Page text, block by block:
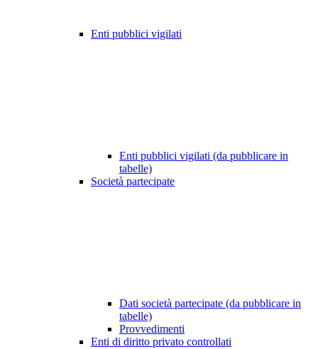
Enti pubblici vigilati
Enti pubblici vigilati (da pubblicare in
tabelle)
Società partecipate
Dati società partecipate (da pubblicare in
tabelle)
Provvedimenti
Enti di diritto privato controllati